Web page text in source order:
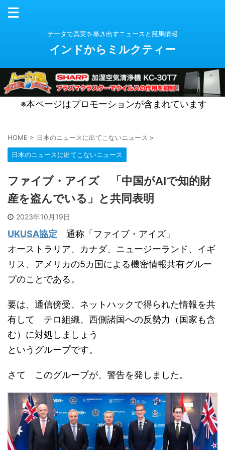
データで真実を暴き出すニュースと競馬情報
インドからミルクティー
※本ページはプロモーションが含まれています
HOME > 日本のニュースに出てこないニュース >
日本のニュースに出てこないニュース
ファイブ・アイズ 「中国がAIで知的財
産を盗んでいる」と共同表明
2023年10月19日
UKUSA協定
通称「ファイブ・アイズ」
オーストラリア、カナダ、ニュージーランド、イギ
リス、アメリカの5カ国による機密情報共有グルー
プのことである。
要は、通信傍受、ネットハックで得られた情報を共
有して テロ組織、西側諸国への反勢力（国家も含
む）に対処しましょう
というグループです。
さて このグループが、警告を発しました。